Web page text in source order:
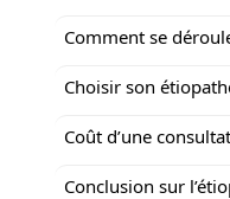
Comment se
Choisir son
Coût d’une
Conclusion sur